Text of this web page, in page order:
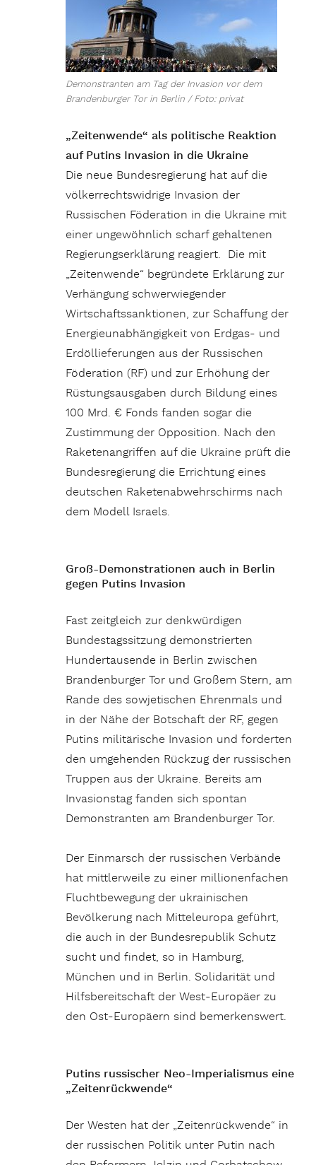
Demonstranten am Tag der Invasion vor dem
Brandenburger Tor in Berlin / Foto: privat
„Zeitenwende“ als politische Reaktion
auf Putins Invasion in die Ukraine
Die neue Bundesregierung hat auf die
völkerrechtswidrige Invasion der
Russischen Föderation in die Ukraine mit
einer ungewöhnlich scharf gehaltenen
Regierungserklärung reagiert. Die mit
„Zeitenwende“ begründete Erklärung zur
Verhängung schwerwiegender
Wirtschaftssanktionen, zur Schaffung der
Energieunabhängigkeit von Erdgas- und
Erdöllieferungen aus der Russischen
Föderation (RF) und zur Erhöhung der
Rüstungsausgaben durch Bildung eines
100 Mrd. € Fonds fanden sogar die
Zustimmung der Opposition. Nach den
Raketenangriffen auf die Ukraine prüft die
Bundesregierung die Errichtung eines
deutschen Raketenabwehrschirms nach
dem Modell Israels.
Groß-Demonstrationen auch in Berlin
gegen Putins Invasion
Fast zeitgleich zur denkwürdigen
Bundestagssitzung demonstrierten
Hundertausende in Berlin zwischen
Brandenburger Tor und Großem Stern, am
Rande des sowjetischen Ehrenmals und
in der Nähe der Botschaft der RF, gegen
Putins militärische Invasion und forderten
den umgehenden Rückzug der russischen
Truppen aus der Ukraine. Bereits am
Invasionstag fanden sich spontan
Demonstranten am Brandenburger Tor.
Der Einmarsch der russischen Verbände
hat mittlerweile zu einer millionenfachen
Fluchtbewegung der ukrainischen
Bevölkerung nach Mitteleuropa geführt,
die auch in der Bundesrepublik Schutz
sucht und findet, so in Hamburg,
München und in Berlin. Solidarität und
Hilfsbereitschaft der West-Europäer zu
den Ost-Europäern sind bemerkenswert.
Putins russischer Neo-Imperialismus eine
„Zeitenrückwende“
Der Westen hat der „Zeitenrückwende“ in
der russischen Politik unter Putin nach